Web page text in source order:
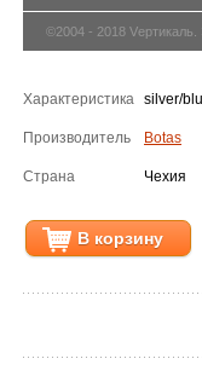
©2004 - 2018
Характеристика silver/
Производитель Botas
Страна Чехия
В корзину